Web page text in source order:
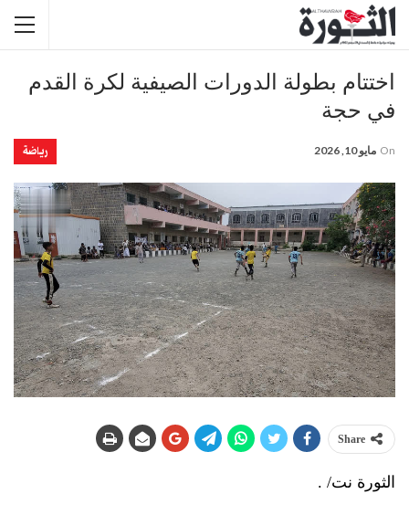
اختتام بطولة الدورات الصيفية لكرة القدم
في حجة
رياضة On مايو 10, 2026
Share
الثورة نت/ .